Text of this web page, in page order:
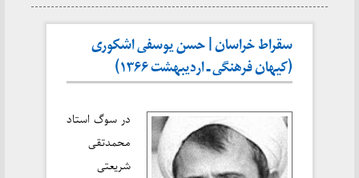
سقراط خراسان | حسن یوسفی اشکوری
(کیهان فرهنگی ـ اردیبهشت ۱۳۶۶)
در سوگ استاد
محمدتقی
شریعتی